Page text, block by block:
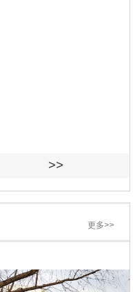
>>
更多>>